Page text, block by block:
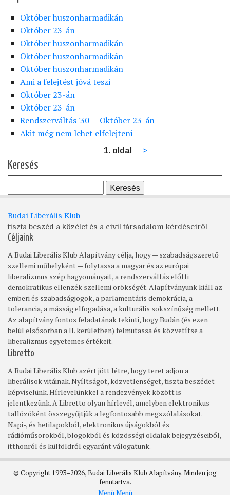
Október huszonharmadikán
Október 23-án
Október huszonharmadikán
Október huszonharmadikán
Október huszonharmadikán
Ami a felejtést jóvá teszi
Október 23-án
Október 23-án
Rendszerváltás '30 — Október 23-án
Akit még nem lehet elfelejteni
1. oldal
Következő
>
Keresés
Budai Liberális Klub
tiszta beszéd a közélet és a civil társadalom kérdéseiről
Céljaink
A Budai Liberális Klub Alapítvány célja, hogy — szabadságszerető
szellemi műhelyként — folytassa a magyar és az európai
liberalizmus szép hagyományait, a rendszerváltás előtti
demokratikus ellenzék szellemi örökségét. Alapítványunk kiáll az
emberi és szabadságjogok, a parlamentáris demokrácia, a
tolerancia, a másság elfogadása, a kulturális sokszínűség mellett.
Az alapítvány fontos feladatának tekinti, hogy Budán (és ezen
belül elsősorban a II. kerületben) felmutassa és közvetítse a
liberalizmus egyetemes értékeit.
Libretto
A Budai Liberális Klub azért jött létre, hogy teret adjon a
liberálisok vitáinak. Nyíltságot, közvetlenséget, tiszta beszédet
képviselünk. Hírlevelünkkel a rendezvények között is
jelentkezünk. A Libretto olyan hírlevél, amelyben elektronikus
tallózóként összegyűjtjük a legfontosabb megszólalásokat.
Napi-, és hetilapokból, elektronikus újságokból és
rádióműsorokból, blogokból és közösségi oldalak bejegyzéseiből,
itthonról és külföldről egyaránt válogatunk.
© Copyright 1993–2026, Budai Liberális Klub Alapítvány. Minden jog
fenntartva.
Menü Menü